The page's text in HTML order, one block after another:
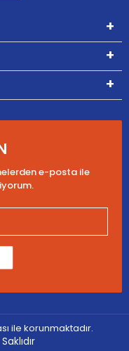
e-posta ile
ile korunmaktadır.